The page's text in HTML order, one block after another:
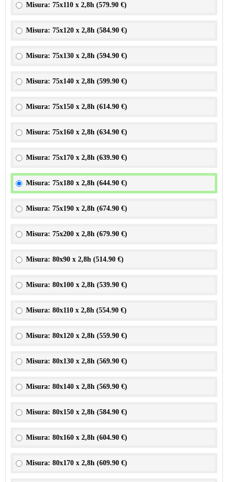
Misura: 75x110 x 2,8h (579.90 €)
Misura: 75x120 x 2,8h (584.90 €)
Misura: 75x130 x 2,8h (594.90 €)
Misura: 75x140 x 2,8h (599.90 €)
Misura: 75x150 x 2,8h (614.90 €)
Misura: 75x160 x 2,8h (634.90 €)
Misura: 75x170 x 2,8h (639.90 €)
Misura: 75x180 x 2,8h (644.90 €)
Misura: 75x190 x 2,8h (674.90 €)
Misura: 75x200 x 2,8h (679.90 €)
Misura: 80x90 x 2,8h (514.90 €)
Misura: 80x100 x 2,8h (539.90 €)
Misura: 80x110 x 2,8h (554.90 €)
Misura: 80x120 x 2,8h (559.90 €)
Misura: 80x130 x 2,8h (569.90 €)
Misura: 80x140 x 2,8h (569.90 €)
Misura: 80x150 x 2,8h (584.90 €)
Misura: 80x160 x 2,8h (604.90 €)
Misura: 80x170 x 2,8h (609.90 €)